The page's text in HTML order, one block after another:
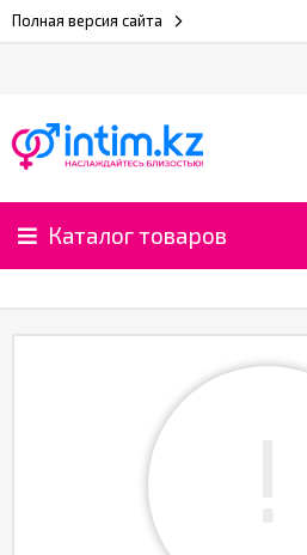
Полная версия сайта
Каталог товаров